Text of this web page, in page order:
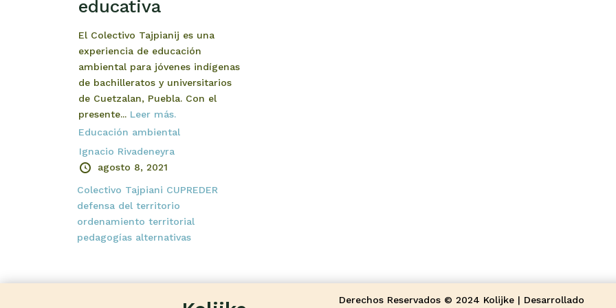
educativa
El Colectivo Tajpianij es una
experiencia de educación
ambiental para jóvenes indígenas
de bachilleratos y universitarios
de Cuetzalan, Puebla. Con el
presente... Leer más.
Educación ambiental
Ignacio Rivadeneyra
agosto 8, 2021
Colectivo Tajpiani CUPREDER
defensa del territorio
ordenamiento territorial
pedagogías alternativas
Derechos Reservados © 2024 Kolijke | Desarrollado